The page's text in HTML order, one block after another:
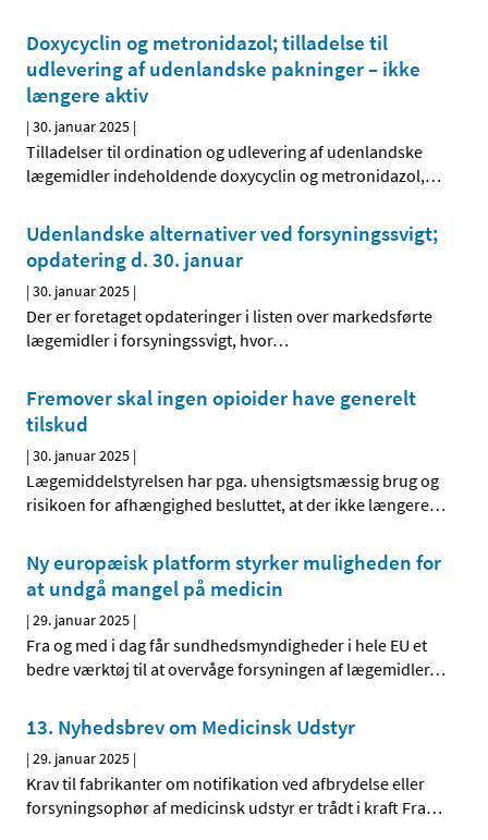
Doxycyclin og metronidazol; tilladelse til
udlevering af udenlandske pakninger – ikke
længere aktiv
|30. januar 2025 |
Tilladelser til ordination og udlevering af udenlandske
lægemidler indeholdende doxycyclin og metronidazol,…
Udenlandske alternativer ved forsyningssvigt;
opdatering d. 30. januar
|30. januar 2025 |
Der er foretaget opdateringer i listen over markedsførte
lægemidler i forsyningssvigt, hvor…
Fremover skal ingen opioider have generelt
tilskud
|30. januar 2025 |
Lægemiddelstyrelsen har pga. uhensigtsmæssig brug og
risikoen for afhængighed besluttet, at der ikke længere…
Ny europæisk platform styrker muligheden for
at undgå mangel på medicin
|29. januar 2025 |
Fra og med i dag får sundhedsmyndigheder i hele EU et
bedre værktøj til at overvåge forsyningen af lægemidler…
13. Nyhedsbrev om Medicinsk Udstyr
|29. januar 2025 |
Krav til fabrikanter om notifikation ved afbrydelse eller
forsyningsophør af medicinsk udstyr er trådt i kraft Fra…